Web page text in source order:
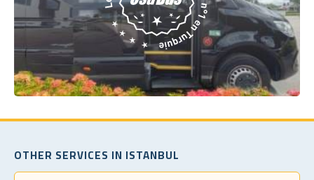
OTHER SERVICES IN ISTANBUL